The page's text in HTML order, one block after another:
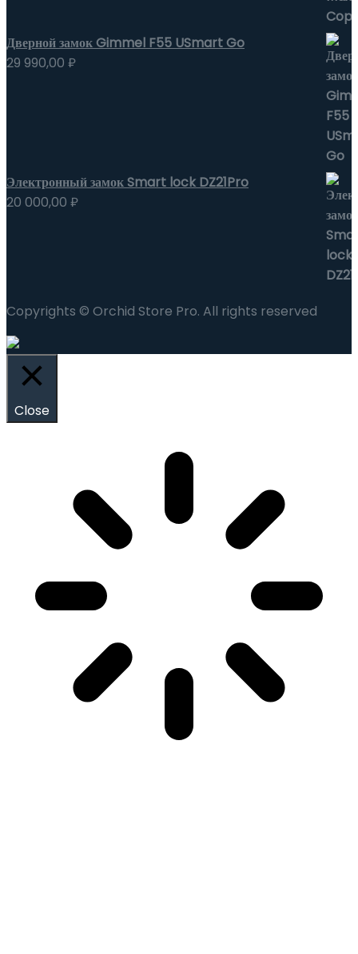
Дверной замок Gimmel F55 USmart Go
29 990,00 ₽
Электронный замок Smart lock DZ21Pro
20 000,00 ₽
Copyrights © Orchid Store Pro. All rights reserved
Close